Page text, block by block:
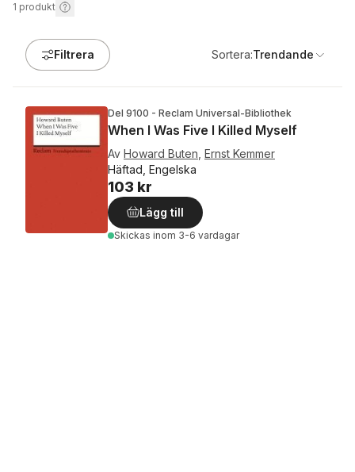
1 produkt
Filtrera Sortera:Trendande
Del 9100 - Reclam Universal-Bibliothek
When I Was Five I Killed Myself
Av Howard Buten Ernst Kemmer
Häftad, Engelska
103 kr
Lägg till
Skickas inom 3-6 vardagar